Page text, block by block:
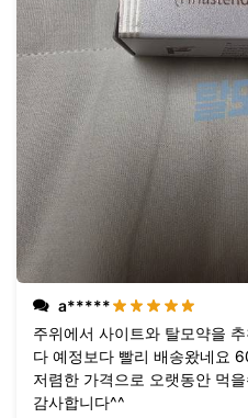
a*****
주위에서 사이트와 탈모약을
다 예정보다 빨리 배송왔네요
저렴한 가격으로 오랫동안 먹
감사합니다^^